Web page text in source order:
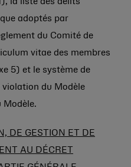
la liste des délits
adoptés par
du Comité de
vitae des membres
5) et le système de
violation du Modèle
Modèle.
DE GESTION ET DE
AU DÉCRET